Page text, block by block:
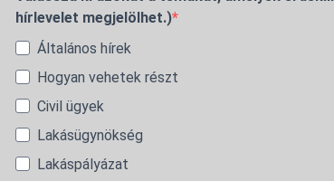
hírlevelet megjelölhet.)
Általános hírek
Hogyan vehetek részt
Civil ügyek
Lakásügynökség
Lakáspályázat